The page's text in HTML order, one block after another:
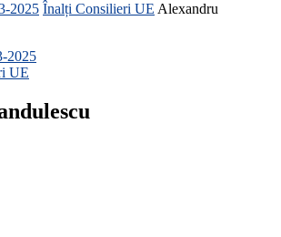
2025 Înalți Consilieri UE Alexandru
2025
UE